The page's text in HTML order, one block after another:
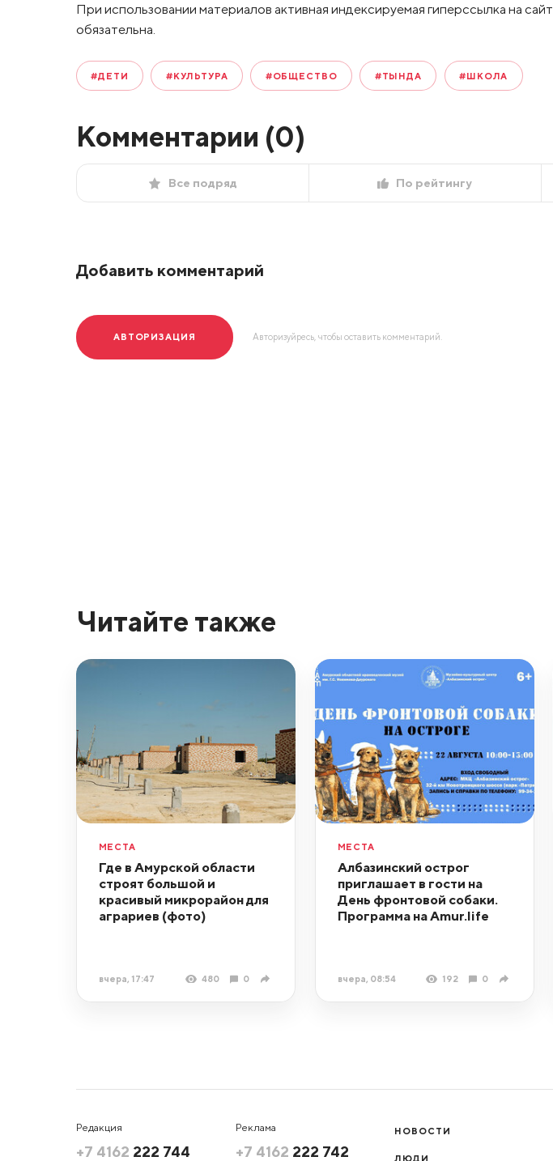
При использовании материалов активная индексируемая гиперссылка на сайт
обязательна.
#ДЕТИ #КУЛЬТУРА #ОБЩЕСТВО #ТЫНДА #ШКОЛА
Комментарии (0)
Все подряд По рейтингу
Добавить комментарий
АВТОРИЗАЦИЯ Авторизуйресь, чтобы оставить комментарий.
Читайте также
МЕСТА
Где в Амурской области
строят большой и
красивый микрорайон для
аграриев (фото)
вчера, 17:47 480 0
МЕСТА
Албазинский острог
приглашает в гости на
День фронтовой собаки.
Программа на Amur.life
вчера, 08:54 192 0
Редакция
+7 4162 222 744
Реклама
+7 4162 222 742
НОВОСТИ
ЛЮДИ